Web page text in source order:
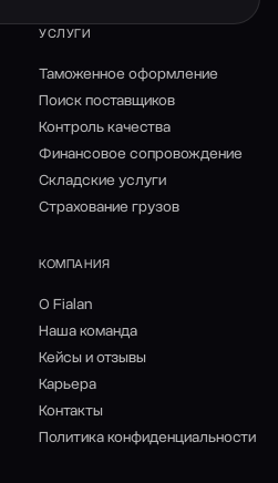
УСЛУГИ
Таможенное оформление
Поиск поставщиков
Контроль качества
Финансовое сопровождение
Складские услуги
Страхование грузов
КОМПАНИЯ
О Fialan
Наша команда
Кейсы и отзывы
Карьера
Контакты
Политика конфиденциальности